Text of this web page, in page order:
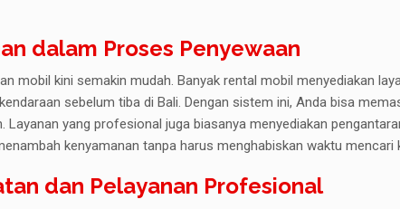
facilisi. Aenean nec eros.
luctus et ultrices posuere
cubilia.
admin
Co- founder at Rent It
dalam Proses Penyewaan
mobil kini semakin mudah. Banyak rental mobil menyediakan
sebelum tiba di Bali. Dengan sistem ini, Anda bisa
Layanan yang profesional juga biasanya menyediakan
kenyamanan tanpa harus menghabiskan waktu mencari
dan Pelayanan Profesional